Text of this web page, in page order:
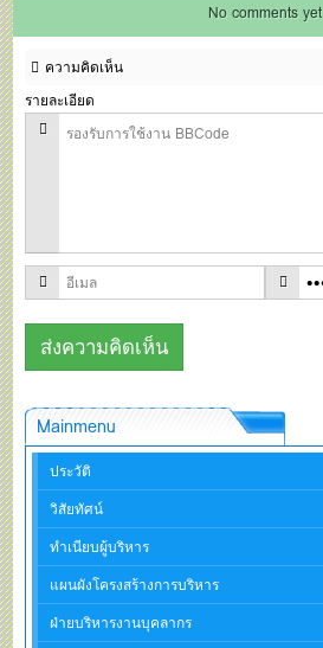
No comments yet
ความคิดเห็น
รายละเอียด
Mainmenu
ประวัติ
วิสัยทัศน์
ทำเนียบผู้บริหาร
แผนผังโครงสร้างการบริหาร
ฝ่ายบริหารงานบุคลากร